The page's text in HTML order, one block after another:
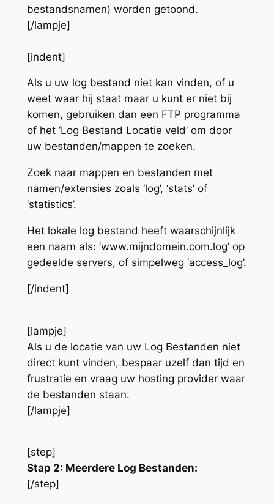
bestandsnamen) worden getoond.
[/lampje]
[indent]
Als u uw log bestand niet kan vinden, of u
weet waar hij staat maar u kunt er niet bij
komen, gebruiken dan een FTP programma
of het ‘Log Bestand Locatie veld’ om door
uw bestanden/mappen te zoeken.
Zoek naar mappen en bestanden met
namen/extensies zoals ‘log’, ‘stats’ of
‘statistics’.
Het lokale log bestand heeft waarschijnlijk
een naam als: ‘www.mijndomein.com.log’ op
gedeelde servers, of simpelweg ‘access_log’.
[/indent]
[lampje]
Als u de locatie van uw Log Bestanden niet
direct kunt vinden, bespaar uzelf dan tijd en
frustratie en vraag uw hosting provider waar
de bestanden staan.
[/lampje]
[step]
Stap 2: Meerdere Log Bestanden:
[/step]